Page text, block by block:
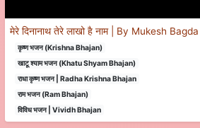
मेरे दिनानाथ तेरे लाखो है नाम | By Mukesh Bagda |
कृष्ण भजन (Krishna Bhajan)
खाटू श्याम भजन (Khatu Shyam Bhajan)
राधा कृष्ण भजन | Radha Krishna Bhajan
राम भजन (Ram Bhajan)
विविध भजन | Vividh Bhajan